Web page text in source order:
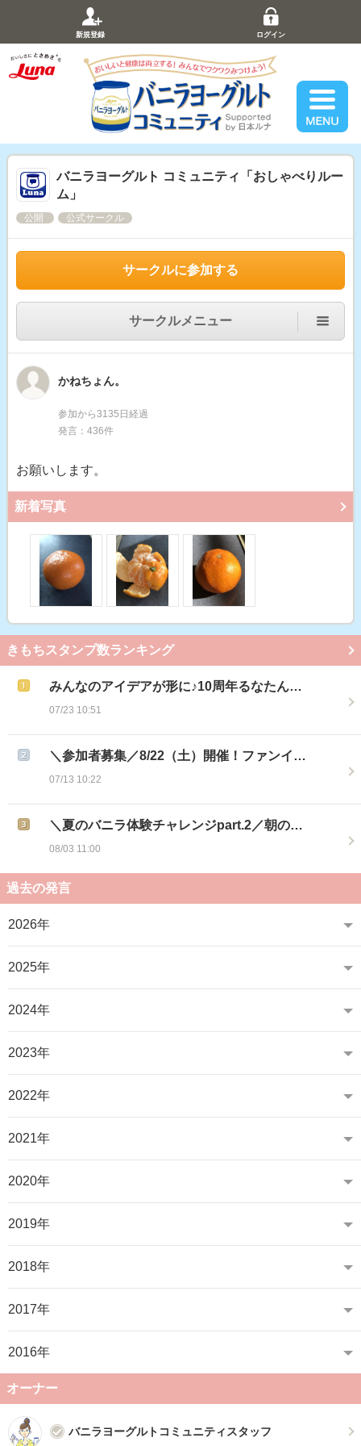
新規登録 ログイン
バニラヨーグルト コミュニティ「おしゃべりルー
ム」
公開 公式サークル
サークルに参加する
サークルメニュー
かねちょん。
参加から3135日経過
発言：436件
お願いします。
新着写真
きもちスタンプ数ランキング
みんなのアイデアが形に♪10周年るなたん…
07/23 10:51
＼参加者募集／8/22（土）開催！ファンイ…
07/13 10:22
＼夏のバニラ体験チャレンジpart.2／朝の…
08/03 11:00
過去の発言
2026年
2025年
2024年
2023年
2022年
2021年
2020年
2019年
2018年
2017年
2016年
オーナー
バニラヨーグルトコミュニティスタッフ